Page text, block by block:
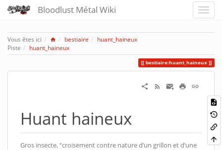
Bloodlust Métal Wiki
Vous êtes ici Homebestiaire
huant_haineux
Piste
huant_haineux
bestiaire:huant_haineux
Huant haineux
Gros insecte, “croisement contre nature d’un grillon et d’une